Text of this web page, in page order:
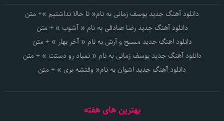
دانلود آهنگ جدید یوسف زمانی به نام« تا حالا نداشتیم »+ متن
دانلود آهنگ جدید رضا صادقی به نام « آشوب » + متن
دانلود اهنگ جدید مسیح و آرش به نام « آخر بهار » + متن
دانلود آهنگ جدید یوسف زمانی به نام « نمیاد رو دستت » + متن
دانلود آهنگ جدید اشوان به نام« وقتشه بری » + متن
بهترین های هفته